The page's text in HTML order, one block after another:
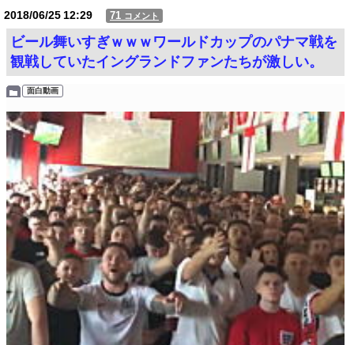
2018/06/2512:29 71 コメント
ビール舞いすぎｗｗｗワールドカップのパナマ戦を
観戦していたイングランドファンたちが激しい。
面白動画